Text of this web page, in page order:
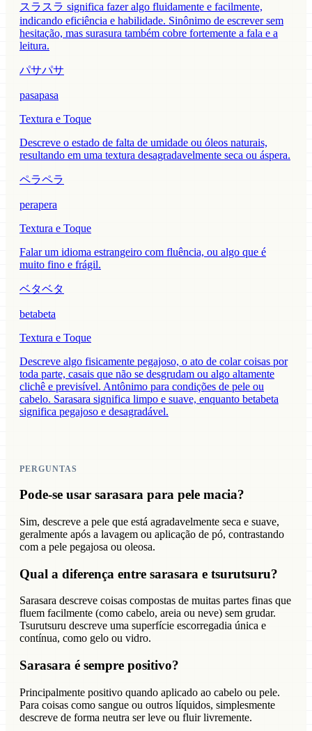
スラスラ significa fazer algo fluidamente e facilmente,
indicando eficiência e habilidade. Sinônimo de escrever sem
hesitação, mas surasura também cobre fortemente a fala e a
leitura.
パサパサ
pasapasa
Textura e Toque
Descreve o estado de falta de umidade ou óleos naturais,
resultando em uma textura desagradavelmente seca ou áspera.
ペラペラ
perapera
Textura e Toque
Falar um idioma estrangeiro com fluência, ou algo que é
muito fino e frágil.
ベタベタ
betabeta
Textura e Toque
Descreve algo fisicamente pegajoso, o ato de colar coisas por
toda parte, casais que não se desgrudam ou algo altamente
clichê e previsível. Antônimo para condições de pele ou
cabelo. Sarasara significa limpo e suave, enquanto betabeta
significa pegajoso e desagradável.
PERGUNTAS
Pode-se usar sarasara para pele macia?
Sim, descreve a pele que está agradavelmente seca e suave,
geralmente após a lavagem ou aplicação de pó, contrastando
com a pele pegajosa ou oleosa.
Qual a diferença entre sarasara e tsurutsuru?
Sarasara descreve coisas compostas de muitas partes finas que
fluem facilmente (como cabelo, areia ou neve) sem grudar.
Tsurutsuru descreve uma superfície escorregadia única e
contínua, como gelo ou vidro.
Sarasara é sempre positivo?
Principalmente positivo quando aplicado ao cabelo ou pele.
Para coisas como sangue ou outros líquidos, simplesmente
descreve de forma neutra ser leve ou fluir livremente.